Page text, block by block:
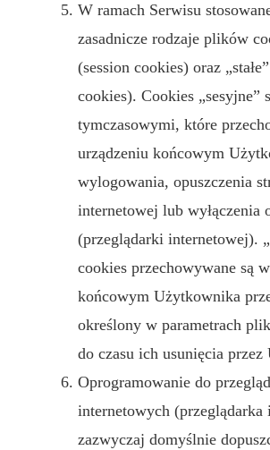
W ramach Serwisu
zasadnicze rodzaje plików
(session cookies) oraz
cookies). Cookies „sesyjne”
tymczasowymi, które
urządzeniu końcowym
wylogowania, opuszczenia
internetowej lub wyłączenia
(przeglądarki internetowej).
cookies przechowywane są
końcowym Użytkownika
określony w parametrach
do czasu ich usunięcia
Oprogramowanie do
internetowych (przeglądarka
zazwyczaj domyślnie